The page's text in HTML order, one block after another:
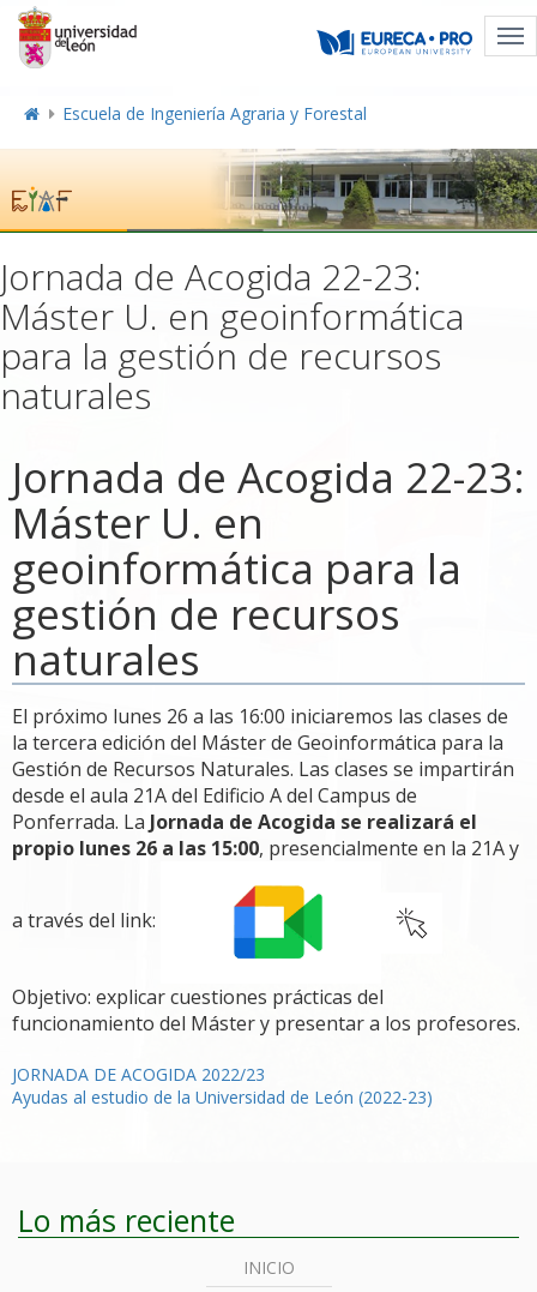
Escuela de Ingeniería Agraria y Forestal
Jornada de Acogida 22-23:
Máster U. en geoinformática
para la gestión de recursos
naturales
Jornada de Acogida 22-23:
Máster U. en
geoinformática para la
gestión de recursos
naturales
El próximo lunes 26 a las 16:00 iniciaremos las clases de
la tercera edición del Máster de Geoinformática para la
Gestión de Recursos Naturales. Las clases se impartirán
desde el aula 21A del Edificio A del Campus de
Ponferrada. La Jornada de Acogida se realizará el
propio lunes 26 a las 15:00, presencialmente en la 21A y
a través del link:
Objetivo: explicar cuestiones prácticas del
funcionamiento del Máster y presentar a los profesores.
Navegación
de
JORNADA DE ACOGIDA 2022/23
Ayudas al estudio de la Universidad de León (2022-23)
Lo más reciente
INICIO